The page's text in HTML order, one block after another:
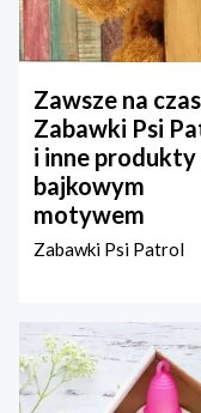
Zawsze na
Zabawki Psi
i inne produkty
bajkowym
motywem
Zabawki Psi Patrol